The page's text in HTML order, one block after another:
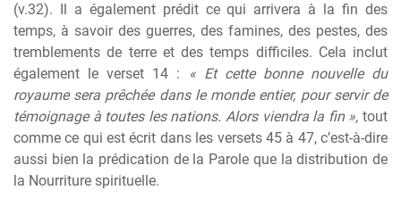
(v.32). Il a également prédit ce qui arrivera à la fin des
temps, à savoir des guerres, des famines, des pestes, des
tremblements de terre et des temps difficiles. Cela inclut
également le verset 14 :
« Et cette bonne nouvelle du
royaume sera prêchée dans le monde entier, pour servir de
témoignage à toutes les nations. Alors viendra la fin », tout
comme ce qui est écrit dans les versets 45 à 47, c’est-à-dire
aussi bien la prédication de la Parole que la distribution de
la Nourriture spirituelle.